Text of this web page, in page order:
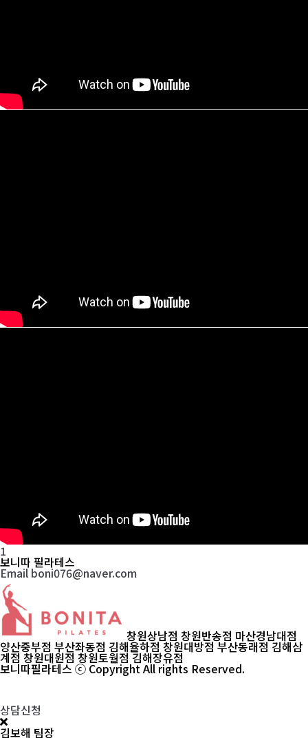
1
보니따 필라테스
Email boni076@naver.com
창원상남점 창원반송점 마산경남대점
양산중부점 부산좌동점 김해율하점창원대방점부산동래점김해삼
계점 창원대원점 창원토월점 김해장유점
보니따필라테스 ⓒ Copyright All rights Reserved.
상담신청
김보해 팀장